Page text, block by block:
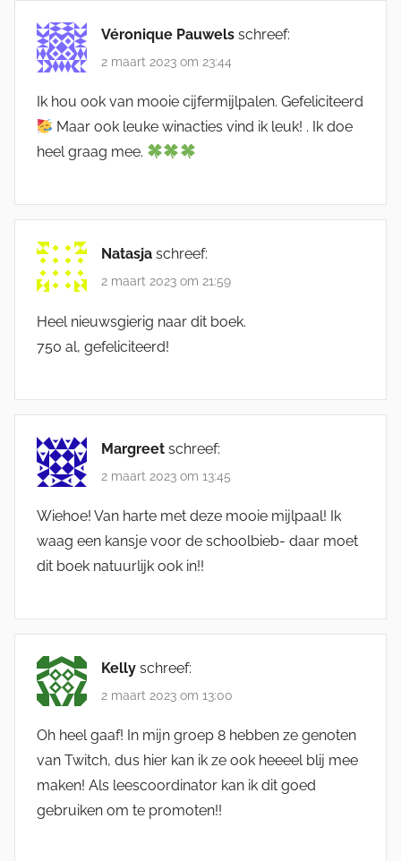
Véronique Pauwels schreef:
2 maart 2023 om 23:44
Ik hou ook van mooie cijfermijlpalen. Gefeliciteerd
Maar ook leuke winacties vind ik leuk! . Ik doe
heel graag mee.
Natasja schreef:
2 maart 2023 om 21:59
Heel nieuwsgierig naar dit boek.
750 al, gefeliciteerd!
Margreet schreef:
2 maart 2023 om 13:45
Wiehoe! Van harte met deze mooie mijlpaal! Ik
waag een kansje voor de schoolbieb- daar moet
dit boek natuurlijk ook in!!
Kelly schreef:
2 maart 2023 om 13:00
Oh heel gaaf! In mijn groep 8 hebben ze genoten
van Twitch, dus hier kan ik ze ook heeeel blij mee
maken! Als leescoordinator kan ik dit goed
gebruiken om te promoten!!